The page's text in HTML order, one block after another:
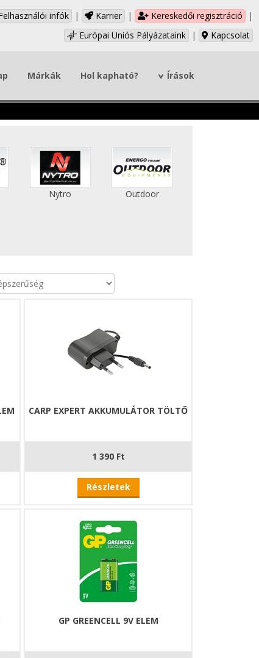
infók | Karrier | Kereskedői regisztráció
|
Európai Uniós Pályázataink
| Kapcsolat
Márkák Hol kapható? Írások
Nytro Outdoor
CARP EXPERT AKKUMULÁTOR TÖLTŐ
1 390 Ft
Részletek
GP GREENCELL 9V ELEM